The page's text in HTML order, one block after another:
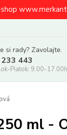
si rady? Zavolajte.
443
Piatok: 9.00-
ml -